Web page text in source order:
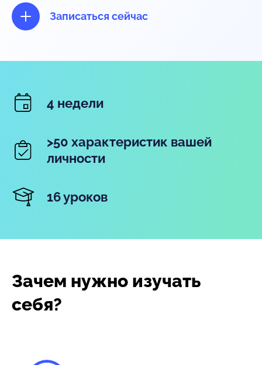
Записаться сейчас
4 недели
>50 характеристик вашей
личности
16 уроков
Зачем нужно изучать
себя?